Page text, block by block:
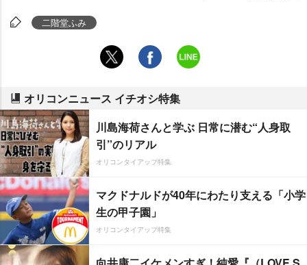
二階堂ふみ
オリコンニュース イチオシ特集
川島海荷さんと学ぶ 日常に潜む“人身取
引”のリアル
オリコンタイアップ特集
マクドナルドが40年にわたり支える「小学
生の甲子園」
オリコンタイアップ特集